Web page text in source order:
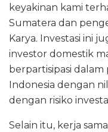
keyakinan kami
Sumatera dan
Karya. Investasi ini
investor domestik
berpartisipasi
Indonesia dengan
dengan risiko
Selain itu, kerja